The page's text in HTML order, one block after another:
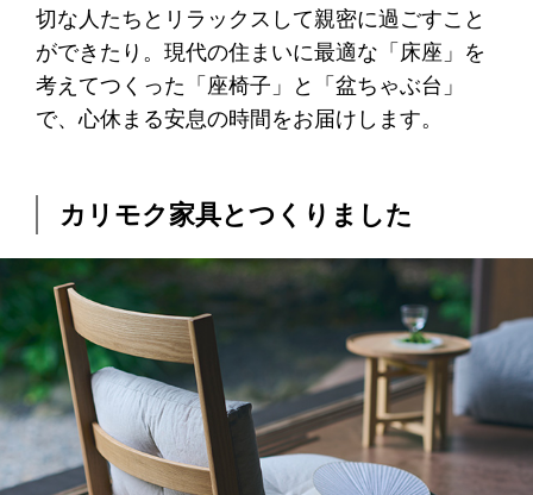
切な人たちとリラックスして親密に過ごすこと
ができたり。現代の住まいに最適な「床座」を
考えてつくった「座椅子」と「盆ちゃぶ台」
で、心休まる安息の時間をお届けします。
カリモク家具とつくりました